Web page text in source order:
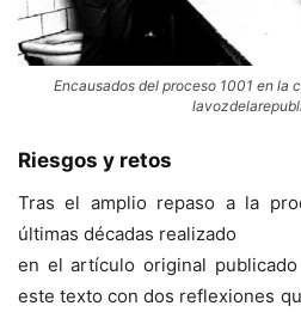
Encausados del proceso 1001 en la
Riesgos y retos
Tras el amplio repaso a la
últimas décadas realizado
en el artículo original publicado
este texto con dos reflexiones